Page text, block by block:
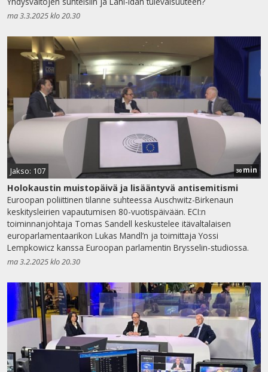
ma 3.3.2025 klo 20.30
Jakso: 107 30min
Holokaustin muistopäivä ja lisääntyvä antisemitismi
Euroopan poliittinen tilanne suhteessa Auschwitz-Birkenaun
keskitysleirien vapautumisen 80-vuotispäivään. ECI:n
toiminnanjohtaja Tomas Sandell keskustelee itävaltalaisen
europarlamentaarikon Lukas Mandl’n ja toimittaja Yossi
Lempkowicz kanssa Euroopan parlamentin Brysselin-studiossa.
ma 3.2.2025 klo 20.30